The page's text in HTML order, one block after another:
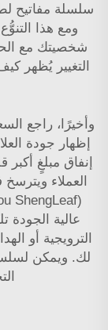
سلسلة مفاتيح
ومع هذا
شخصيتك مع
التغيير يُظهر
وأخيرًا، راجع
إظهار جودة
إنفاق مبلغٍ
العملاء
عالية الجودة
الترويجية أو
لك. ويمكن